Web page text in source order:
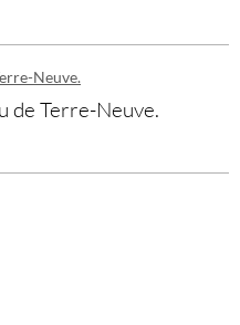
de Terre-Neuve.